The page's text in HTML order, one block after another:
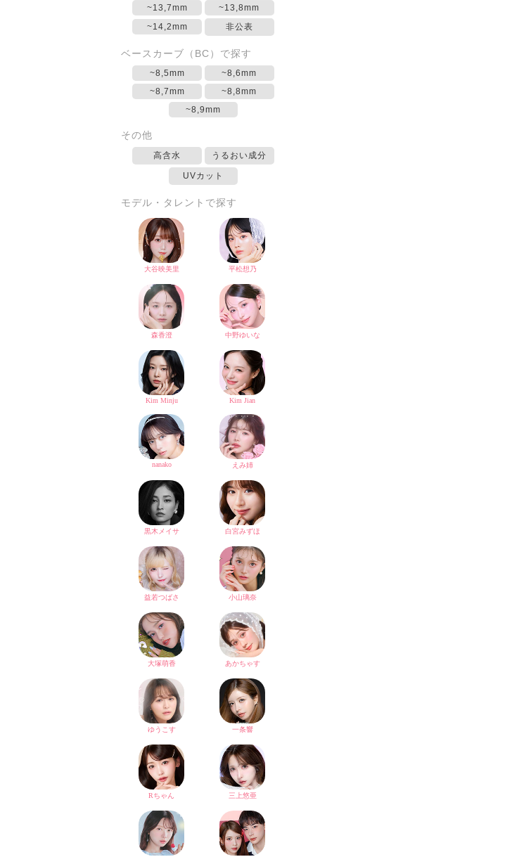
~13,7mm
~13,8mm
~14,2mm
非公表
ベースカーブ（BC）で探す
~8,5mm
~8,6mm
~8,7mm
~8,8mm
~8,9mm
その他
高含水 うるおい成分
UVカット
モデル・タレントで探す